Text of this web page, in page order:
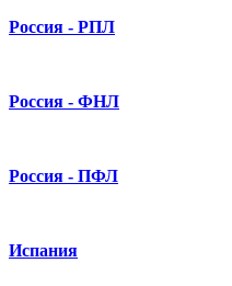
Россия - РПЛ
Россия - ФНЛ
Россия - ПФЛ
Испания